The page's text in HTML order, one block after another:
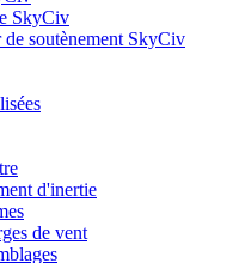
SkyCiv
soutènement SkyCiv
d'inertie
de vent